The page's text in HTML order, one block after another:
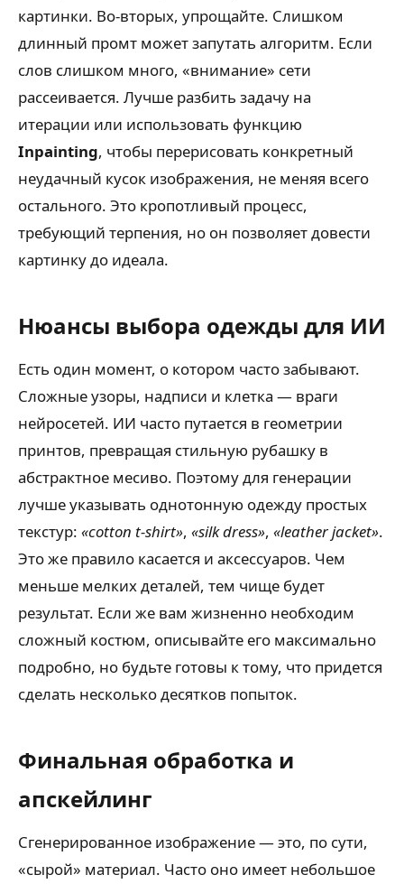
картинки. Во-вторых, упрощайте. Слишком
длинный промт может запутать алгоритм. Если
слов слишком много, «внимание» сети
рассеивается. Лучше разбить задачу на
итерации или использовать функцию
Inpainting, чтобы перерисовать конкретный
неудачный кусок изображения, не меняя всего
остального. Это кропотливый процесс,
требующий терпения, но он позволяет довести
картинку до идеала.
Нюансы выбора одежды для ИИ
Есть один момент, о котором часто забывают.
Сложные узоры, надписи и клетка — враги
нейросетей. ИИ часто путается в геометрии
принтов, превращая стильную рубашку в
абстрактное месиво. Поэтому для генерации
лучше указывать однотонную одежду простых
текстур: «cotton t-shirt», «silk dress», «leather jacket».
Это же правило касается и аксессуаров. Чем
меньше мелких деталей, тем чище будет
результат. Если же вам жизненно необходим
сложный костюм, описывайте его максимально
подробно, но будьте готовы к тому, что придется
сделать несколько десятков попыток.
Финальная обработка и
апскейлинг
Сгенерированное изображение — это, по сути,
«сырой» материал. Часто оно имеет небольшое